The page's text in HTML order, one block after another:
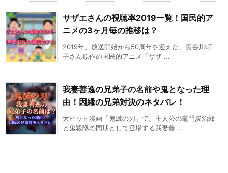
サザエさんの視聴率2019一覧！国民的ア
ニメの3ヶ月毎の推移は？
2019年、放送開始から50周年を迎えた、長谷川町
子さん原作の国民的アニメ「サザ ...
我妻善逸の兄弟子の名前や鬼となった理
由！因縁の兄弟対決のネタバレ！
大ヒット漫画「鬼滅の刃」で、主人公の竈門炭治郎
と鬼殺隊の同期として登場する我妻善 ...